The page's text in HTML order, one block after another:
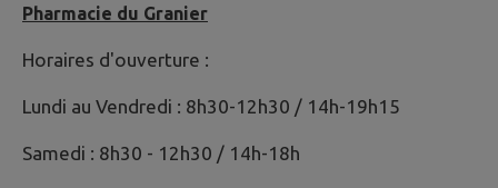
Pharmacie du Granier
Horaires d'ouverture :
Lundi au Vendredi : 8h30-12h30 / 14h-19h15
Samedi : 8h30 - 12h30 / 14h-18h